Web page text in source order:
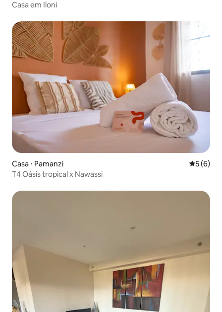
Casa em Iloni
Casa ⋅ Pamanzi 5 de
5 (6)
T4 Oásis tropical x Nawassi